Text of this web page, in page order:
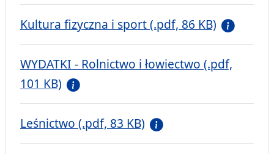
Kultura fizyczna i sport (.pdf, 86 KB)
WYDATKI - Rolnictwo i łowiectwo (.pdf,
101 KB)
Leśnictwo (.pdf, 83 KB)